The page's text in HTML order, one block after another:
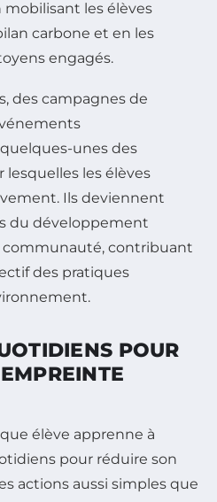
les élèves
carbone et en les
engagés.
des campagnes de
unes des
lesquelles les élèves
Ils deviennent
du développement
communauté, contribuant
des pratiques
POUR
élève apprenne à
pour réduire son
actions aussi simples que